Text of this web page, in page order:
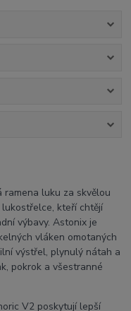
ramena luku za skvělou
kteří chtějí
výbavy. Astonix je
vláken omotaných
výstřel, plynulý nátah a
pokrok a všestranné
V2 poskytují lepší